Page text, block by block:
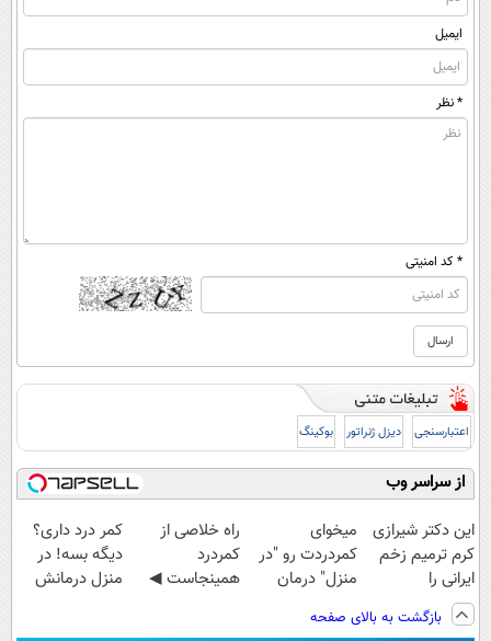
ایمیل
* نظر
* کد امنیتی
اعتبارسنجی دیزل ژنراتور بوکینگ
از سراسر وب
این دکتر شیرازی
کرم ترمیم زخم
ایرانی را
ساخت!!!
میخوای
کمردردت رو "در
منزل" درمان
◂پرسش‌نامه)
‌راه خلاصی از
کمردرد
همینجاست ◀
کمر درد داری؟
دیگه بسه! در
منزل درمانش
بازگشت به بالای صفحه